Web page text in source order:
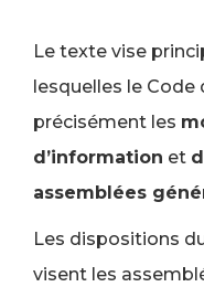
Le texte vise
lesquelles le
précisément les
d’information et
assemblées
Les dispositions
visent les